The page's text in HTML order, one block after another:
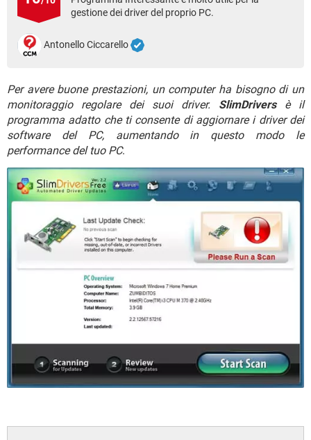
TIKTOK FACEBOOK
gestione dei driver del proprio PC.
Antonello Ciccarello
Per avere buone prestazioni, un computer ha bisogno di un
monitoraggio regolare dei suoi driver. SlimDriversè il
programma adatto che ti consente di aggiornare i driver dei
software del PC, aumentando in questo modo le
performance del tuo PC.